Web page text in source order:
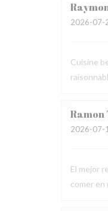
2026-07-
Cuisine
Ramon
2026-07-
El mejor
comer en